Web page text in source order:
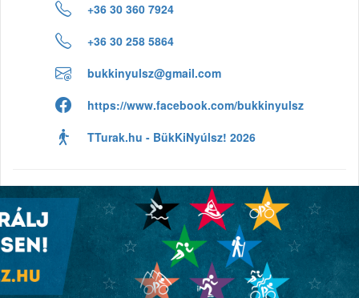
+36 30 360 7924
+36 30 258 5864
bukkinyulsz@gmail.com
https://www.facebook.com/bukkinyulsz
TTurak.hu - BükKiNyúlsz! 2026